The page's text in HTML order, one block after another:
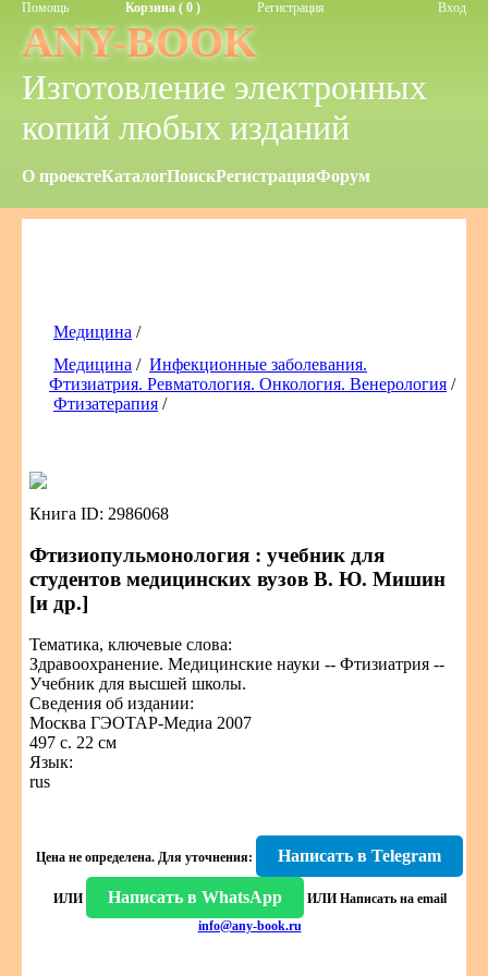
Помощь Корзина ( 0 ) Регистрация Вход
ANY-BOOK
Изготовление электронных
копий любых изданий
О проектеКаталогПоискРегистрацияФорум
Медицина /
Медицина / Инфекционные заболевания.
Фтизиатрия. Ревматология. Онкология. Венерология /
Фтизатерапия /
Книга ID: 2986068
Фтизиопульмонология : учебник для
студентов медицинских вузов В. Ю. Мишин
[и др.]
Тематика, ключевые слова:
Здравоохранение. Медицинские науки -- Фтизиатрия --
Учебник для высшей школы.
Сведения об издании:
Москва ГЭОТАР-Медиа 2007
497 с. 22 см
Язык:
rus
Цена не определена. Для уточнения: Написать в Telegram
ИЛИ Написать в WhatsApp ИЛИ Написать на email
info@any-book.ru